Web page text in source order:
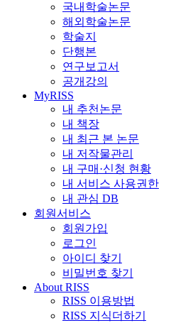
국내학술논문
해외학술논문
학술지
단행본
연구보고서
공개강의
MyRISS
내 추천논문
내 책장
내 최근 본 논문
내 저작물관리
내 구매·신청 현황
내 서비스 사용권한
내 관심 DB
회원서비스
회원가입
로그인
아이디 찾기
비밀번호 찾기
About RISS
RISS 이용방법
RISS 지식더하기